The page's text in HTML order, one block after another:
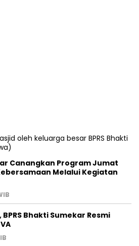
Canangkan Program Jumat
Melalui Kegiatan
Bhakti Sumekar Resmi